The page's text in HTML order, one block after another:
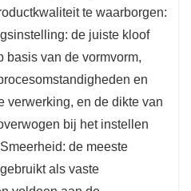
te waarborgen:
de juiste kloof
basis van de vormvorm,
en
verwerking, en de dikte van
bij het instellen
de meeste
als vaste